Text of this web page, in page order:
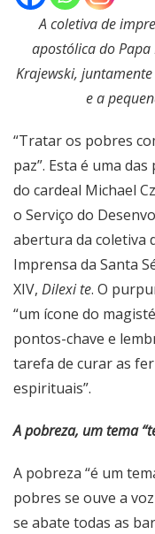
A coletiva de
apostólica do Papa
Krajewski,
e a
“Tratar os pobres
paz”. Esta é uma
do cardeal Michael
o Serviço do
abertura da coletiva
Imprensa da Santa
XIV, Dilexi te. O
“um ícone do
pontos-chave e
tarefa de curar as
espirituais”.
A pobreza, um tema
A pobreza “é um
pobres se ouve a
se abate todas as